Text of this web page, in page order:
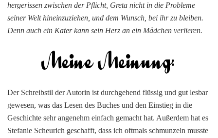
hergerissen zwischen der Pflicht, Greta nicht in die Probleme
seiner Welt hineinzuziehen, und dem Wunsch, bei ihr zu bleiben.
Denn auch ein Kater kann sein Herz an ein Mädchen verlieren.
Der Schreibstil der Autorin ist durchgehend flüssig und gut lesbar
gewesen, was das Lesen des Buches und den Einstieg in die
Geschichte sehr angenehm einfach gemacht hat. Außerdem hat es
Stefanie Scheurich geschafft, dass ich oftmals schmunzeln musste